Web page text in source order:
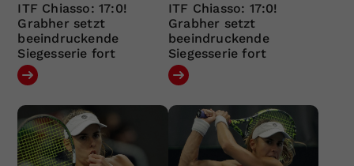
ITF Chiasso: 17:0!
Grabher setzt
beeindruckende
Siegesserie fort
ITF Chiasso: 17:0!
Grabher setzt
beeindruckende
Siegesserie fort